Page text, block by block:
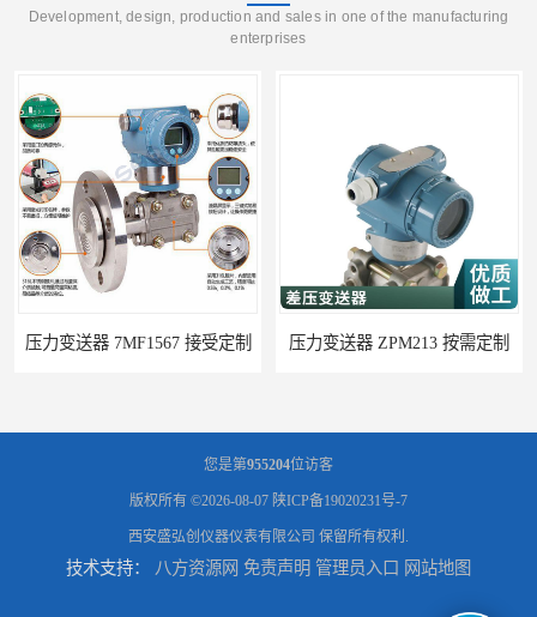
Development, design, production and sales in one of the manufacturing
enterprises
力变送器 7MF1567 接受定制 压力变送器 ZPM213 按需定制
您是第955204位访客
版权所有 ©2026-08-07 陕ICP备19020231号-7
西安盛弘创仪器仪表有限公司 保留所有权利.
技术支持： 八方资源网 免责声明 管理员入口 网站地图